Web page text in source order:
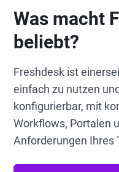
Was macht
beliebt?
Freshdesk ist
einfach zu nutzen
konfigurierbar, mit
Workflows, Portalen
Anforderungen Ihres